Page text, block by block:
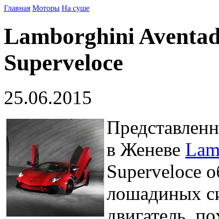
Главная Моторы На суше
Lamborghini
Superveloce
25.06.2015
в Женеве
Superveloce
лошадиных